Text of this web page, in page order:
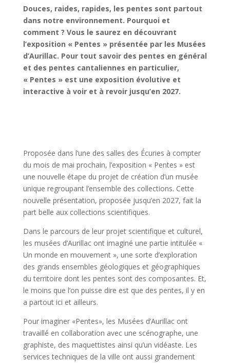
Douces, raides, rapides, les pentes sont partout
dans notre environnement. Pourquoi et
comment ? Vous le saurez en découvrant
l’exposition « Pentes » présentée par les Musées
d’Aurillac. Pour tout savoir des pentes en général
et des pentes cantaliennes en particulier,
« Pentes » est une exposition évolutive et
interactive à voir et à revoir jusqu’en 2027.
Proposée dans l’une des salles des Écuries à compter
du mois de mai prochain, l’exposition « Pentes » est
une nouvelle étape du projet de création d’un musée
unique regroupant l’ensemble des collections. Cette
nouvelle présentation, proposée jusqu’en 2027, fait la
part belle aux collections scientifiques.
Dans le parcours de leur projet scientifique et culturel,
les musées d’Aurillac ont imaginé une partie intitulée «
Un monde en mouvement », une sorte d’exploration
des grands ensembles géologiques et géographiques
du territoire dont les pentes sont des composantes. Et,
le moins que l’on puisse dire est que des pentes, il y en
a partout ici et ailleurs.
Pour imaginer «Pentes», les Musées d’Aurillac ont
travaillé en collaboration avec une scénographe, une
graphiste, des maquettistes ainsi qu’un vidéaste. Les
services techniques de la ville ont aussi grandement